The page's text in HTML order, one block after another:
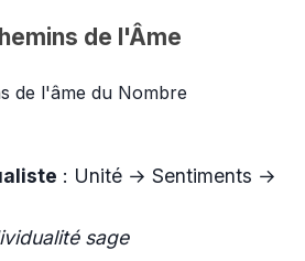
de l'Âme
: Unité → Sentiments →
sage